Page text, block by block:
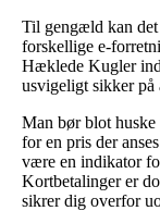
Til gengæld kan
forskellige e-
Hæklede Kugler
usvigeligt sikker på
Man bør blot
for en pris der
være en indikator
Kortbetalinger er
sikrer dig overfor